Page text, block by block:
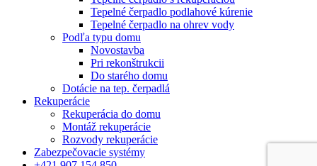
Tepelné čerpadlo podlahové kúrenie
Tepelné čerpadlo na ohrev vody
Podľa typu domu
Novostavba
Pri rekonštrukcii
Do starého domu
Dotácie na tep. čerpadlá
Rekuperácie
Rekuperácia do domu
Montáž rekuperácie
Rozvody rekuperácie
Zabezpečovacie systémy